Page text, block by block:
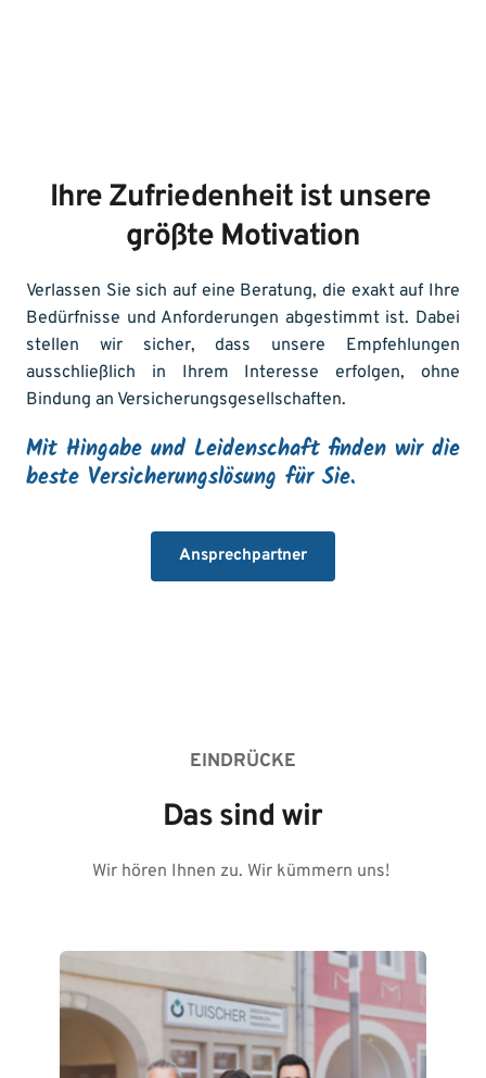
Ihre Zufriedenheit ist unsere
größte Motivation
Verlassen Sie sich auf eine Beratung, die exakt auf Ihre
Bedürfnisse und Anforderungen abgestimmt ist. Dabei
stellen wir sicher, dass unsere Empfehlungen
ausschließlich in Ihrem Interesse erfolgen, ohne
Bindung an Versicherungsgesellschaften.
Mit Hingabe und Leidenschaft finden wir die
beste Versicherungslösung für Sie.
Ansprechpartner
EINDRÜCKE
Das sind wir
Wir hören Ihnen zu. Wir kümmern uns!